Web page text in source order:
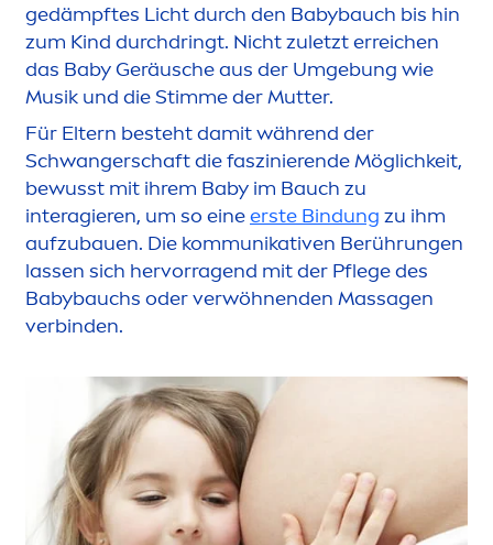
gedämpftes Licht durch den Babybauch bis hin
zum Kind durchdringt. Nicht zuletzt erreichen
das Baby Geräusche aus der Umgebung wie
Musik und die Stimme der Mutter.
Für Eltern besteht damit während der
Schwangerschaft die faszinierende Möglichkeit,
bewusst mit ihrem Baby im Bauch zu
interagieren, um so eineerste Bindung zu ihm
aufzubauen. Die kommunikativen Berührungen
lassen sich hervorragend mit der Pflege des
Babybauchs oder verwöhnenden Massagen
verbinden.